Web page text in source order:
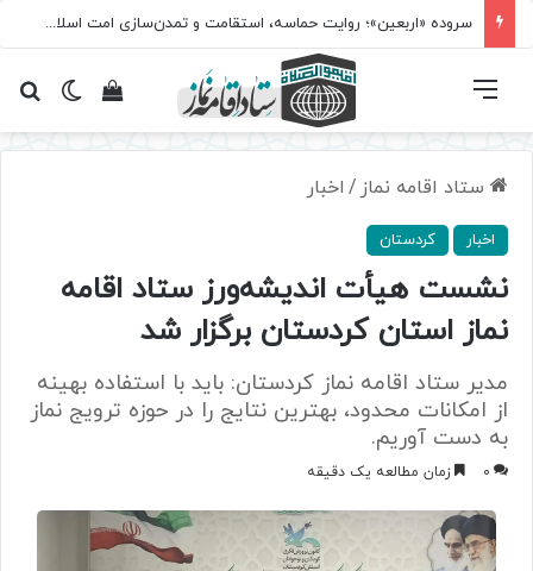
سروده‌ «اربعین»؛ روایت حماسه، استقامت و تمدن‌سازی امت اسلامی
تغییرمشاهده فهرست
ستاد اقامه نماز / اخبار
اخبار کردستان
نشست هیأت اندیشه‌ورز ستاد اقامه
نماز استان کردستان برگزار شد
مدیر ستاد اقامه نماز کردستان: باید با استفاده بهینه
از امکانات محدود، بهترین نتایج را در حوزه ترویج نماز
به دست آوریم.
0 زمان مطالعه یک دقیقه